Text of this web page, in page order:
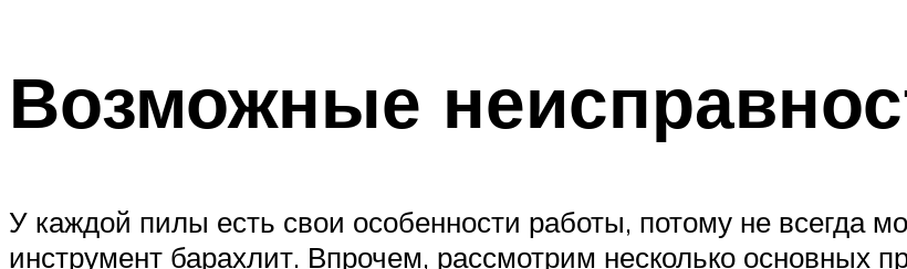
Возможные
У каждой пилы есть свои особенности работы, потому не всегда
инструмент барахлит. Впрочем, рассмотрим несколько основных